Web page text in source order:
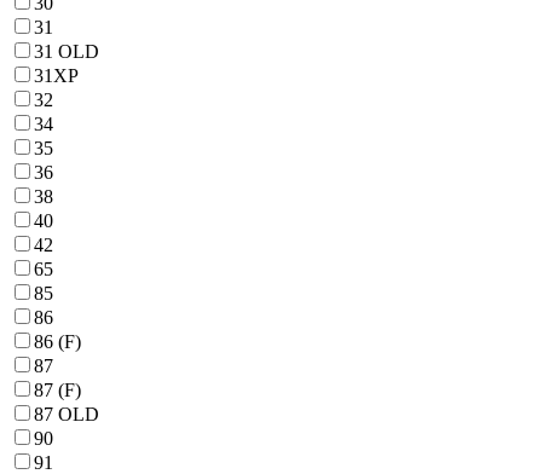
31
31 OLD
31XP
32
34
35
36
38
40
42
65
85
86
86 (F)
87
87 (F)
87 OLD
90
91